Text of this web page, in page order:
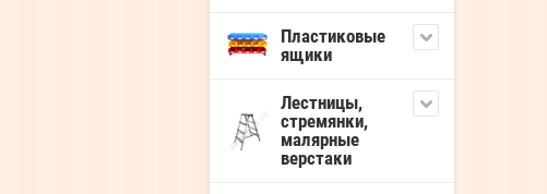
Пластиковые
ящики
Лестницы,
стремянки,
малярные
верстаки